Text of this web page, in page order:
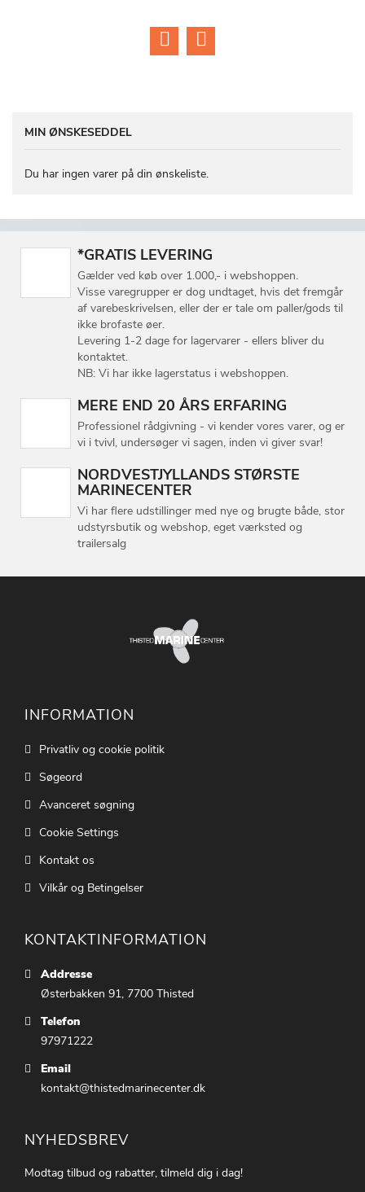
MIN ØNSKESEDDEL
Du har ingen varer på din ønskeliste.
*GRATIS LEVERING
Gælder ved køb over 1.000,- i webshoppen.
Visse varegrupper er dog undtaget, hvis det fremgår
af varebeskrivelsen, eller der er tale om paller/gods til
ikke brofaste øer.
Levering 1-2 dage for lagervarer - ellers bliver du
kontaktet.
NB: Vi har ikke lagerstatus i webshoppen.
MERE END 20 ÅRS ERFARING
Professionel rådgivning - vi kender vores varer, og er
vi i tvivl, undersøger vi sagen, inden vi giver svar!
NORDVESTJYLLANDS STØRSTE
MARINECENTER
Vi har flere udstillinger med nye og brugte både, stor
udstyrsbutik og webshop, eget værksted og
trailersalg
INFORMATION
Privatliv og cookie politik
Søgeord
Avanceret søgning
Cookie Settings
Kontakt os
Vilkår og Betingelser
KONTAKTINFORMATION
Addresse
Østerbakken 91, 7700 Thisted
Telefon
97971222
Email
kontakt@thistedmarinecenter.dk
NYHEDSBREV
Modtag tilbud og rabatter, tilmeld dig i dag!